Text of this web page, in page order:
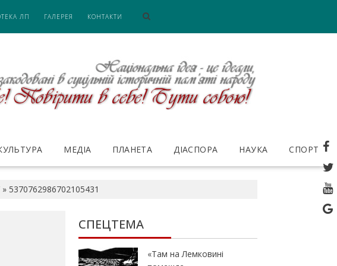
ЛП ГАЛЕРЕЯ КОНТАКТИ
МЕДІА ПЛАНЕТА ДІАСПОРА НАУКА СПОРТ
» 5370762986702105431
СПЕЦТЕМА
«Там на Лемковині